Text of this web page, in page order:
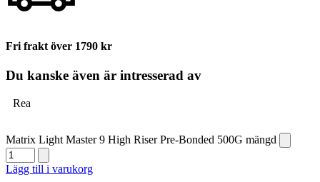
Fri frakt över 1790 kr
Du kanske även är intresserad av
Rea
Matrix Light Master 9 High Riser Pre-Bonded 500G mängd
Lägg till i varukorg